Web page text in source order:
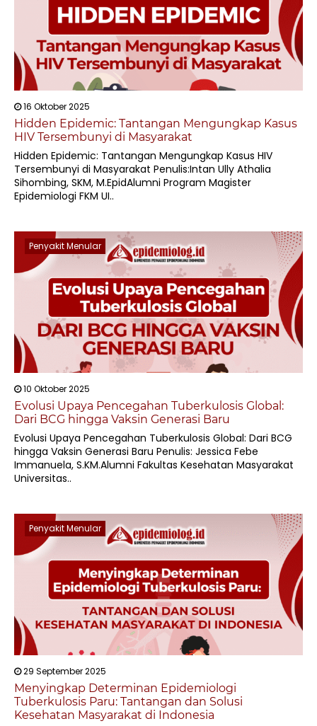
16 Oktober 2025
Hidden Epidemic: Tantangan Mengungkap Kasus
HIV Tersembunyi di Masyarakat
Hidden Epidemic: Tantangan Mengungkap Kasus HIV
Tersembunyi di Masyarakat Penulis:Intan Ully Athalia
Sihombing, SKM, M.EpidAlumni Program Magister
Epidemiologi FKM UI..
Penyakit Menular
10 Oktober 2025
Evolusi Upaya Pencegahan Tuberkulosis Global:
Dari BCG hingga Vaksin Generasi Baru
Evolusi Upaya Pencegahan Tuberkulosis Global: Dari BCG
hingga Vaksin Generasi Baru Penulis: Jessica Febe
Immanuela, S.KM.Alumni Fakultas Kesehatan Masyarakat
Universitas..
Penyakit Menular
29 September 2025
Menyingkap Determinan Epidemiologi
Tuberkulosis Paru: Tantangan dan Solusi
Kesehatan Masyarakat di Indonesia